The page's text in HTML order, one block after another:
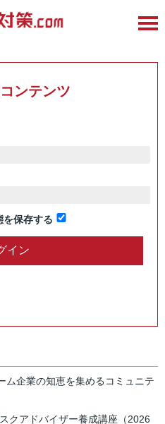
ンテンツ
を保存する
ム企業の知恵を集めるコミュニテ
クアドバイザー養成講座（2026